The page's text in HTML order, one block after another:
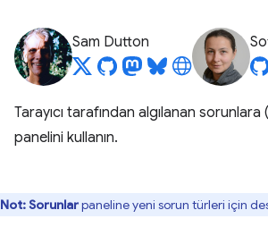
Sam Dutton
Tarayıcı tarafından algılanan
panelini kullanın.
Not:Sorunlarpaneline yeni sorun türleri için